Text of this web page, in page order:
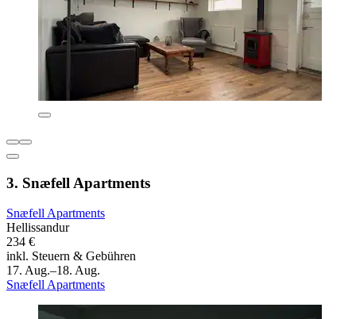
3. Snæfell Apartments
Snæfell Apartments
Hellissandur
234 €
inkl. Steuern & Gebühren
17. Aug.–18. Aug.
Snæfell Apartments